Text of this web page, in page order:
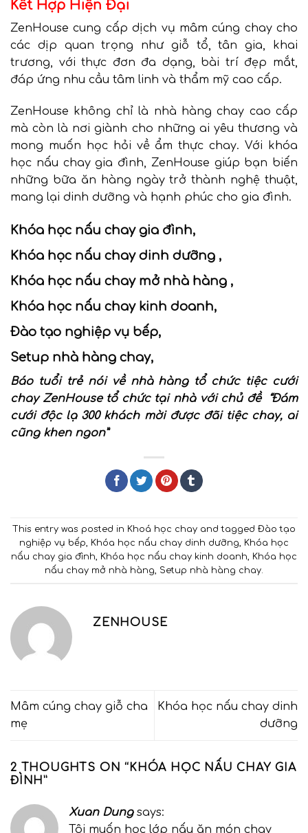
Kết Hợp Hiện Đại
ZenHouse cung cấp dịch vụ mâm cúng chay cho
các dịp quan trọng như giỗ tổ, tân gia, khai
trương, với thực đơn đa dạng, bài trí đẹp mắt,
đáp ứng nhu cầu tâm linh và thẩm mỹ cao cấp.
ZenHouse không chỉ là nhà hàng chay cao cấp
mà còn là nơi giành cho những ai yêu thương và
mong muốn học hỏi về ẩm thực chay. Với khóa
học nấu chay gia đình, ZenHouse giúp bạn biến
những bữa ăn hàng ngày trở thành nghệ thuật,
mang lại dinh dưỡng và hạnh phúc cho gia đình.
Khóa học nấu chay gia đình,
Khóa học nấu chay dinh dưỡng ,
Khóa học nấu chay mở nhà hàng ,
Khóa học nấu chay kinh doanh,
Đào tạo nghiệp vụ bếp,
Setup nhà hàng chay,
Báo tuổi trẻ nói về nhà hàng tổ chức tiệc cưới
chayZenHouse tổ chức tại nhà với chủ đề “Đám
cưới độc lạ 300 khách mời được đãi tiệc chay, ai
cũng khen ngon”
This entry was posted in Khoá học chay and tagged Đào tạo
nghiệp vụ bếp, Khóa học nấu chay dinh dưỡng, Khóa học
nấu chay gia đình, Khóa học nấu chay kinh doanh, Khóa học
nấu chay mở nhà hàng, Setup nhà hàng chay.
ZENHOUSE
Mâm cúng chay giỗ cha
mẹ
Khóa học nấu chay dinh
dưỡng
2 THOUGHTS ON “KHÓA HỌC NẤU CHAY GIA
ĐÌNH”
Xuan Dung says:
Tôi muốn học lớp nấu ăn món chay